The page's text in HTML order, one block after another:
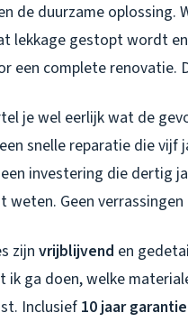
de duurzame oplossing.
lekkage gestopt wordt
een complete renovatie.
je wel eerlijk wat de
snelle reparatie die vijf
investering die dertig
weten. Geen
zijnvrijblijvend en
ik ga doen, welke
Inclusief 10 jaar garantie